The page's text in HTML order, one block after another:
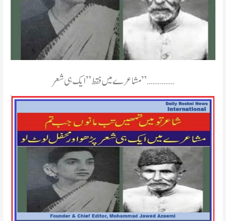
مشاعرے میں فقط ” ایک ہی شعر ” ……………